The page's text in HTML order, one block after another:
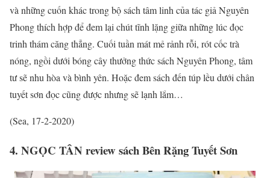
và những cuốn khác trong bộ sách tâm linh của tác giả Nguyên
Phong thích hợp để đem lại chút tĩnh lặng giữa những lúc đọc
trinh thám căng thẳng. Cuối tuần mát mẻ rảnh rỗi, rót cốc trà
nóng, ngồi dưới bóng cây thưởng thức sách Nguyên Phong, tâm
tư sẽ nhu hòa và bình yên. Hoặc đem sách đến túp lều dưới chân
tuyết sơn đọc cũng được nhưng sẽ lạnh lắm…
(Sea, 17-2-2020)
4. NGỌC TÂN review sách Bên Rặng Tuyết Sơn